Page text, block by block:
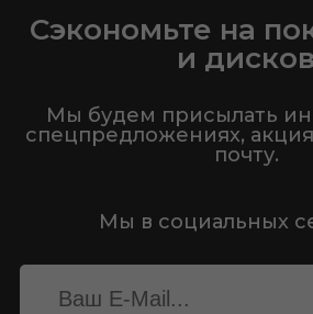
Сэкономьте на
и дисков
Мы будем присылать
спецпредложениях,
почту.
Мы в социальных